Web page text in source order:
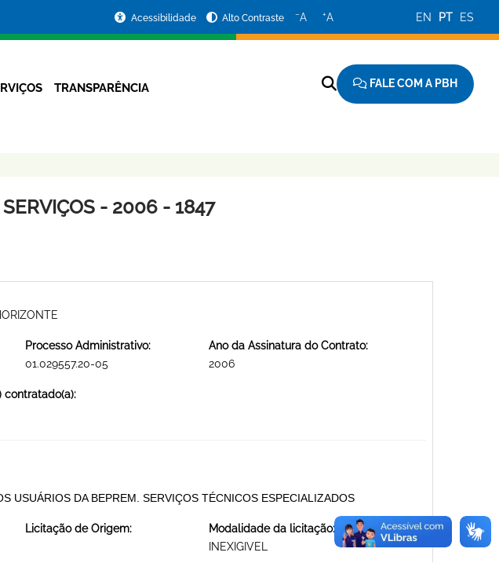
Acessibilidade Alto Contraste −A +A EN PT ES
TRANSPARÊNCIA FALE COM A PBH
- 2006 - 1847
Processo Administrativo:
01.029557.20-05
Ano da Assinatura do Contrato:
2006
contratado(a):
USUÁRIOS DA BEPREM. SERVIÇOS TÉCNICOS ESPECIALIZADOS
Licitação de Origem:
Modalidade da licitação:
INEXIGIVEL